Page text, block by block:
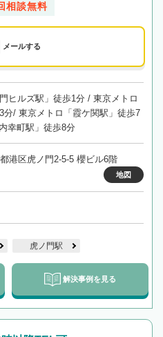
相談無料
メールする
ヒルズ駅」徒歩1分 / 東京メトロ
分/ 東京メトロ「霞ケ関駅」徒歩7
幸町駅」徒歩8分
港区虎ノ門2-5-5 櫻ビル6階
地図
虎ノ門駅
解決事例を見る